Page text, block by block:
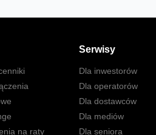
na raty
Serwisy
Dla inwestorów
Dla operatorów
Dla dostawców
Dla mediów
Dla seniora